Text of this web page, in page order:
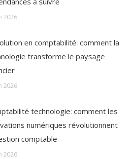
2026
en comptabilité: comment la
transforme le paysage
2026
technologie: comment les
numériques révolutionnent
comptable
2026